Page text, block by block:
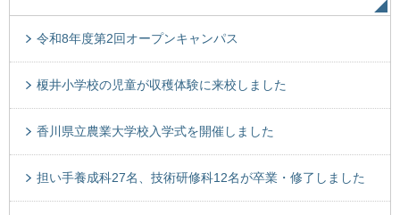
令和8年度第2回オープンキャンパス
榎井小学校の児童が収穫体験に来校しました
香川県立農業大学校入学式を開催しました
担い手養成科27名、技術研修科12名が卒業・修了しました